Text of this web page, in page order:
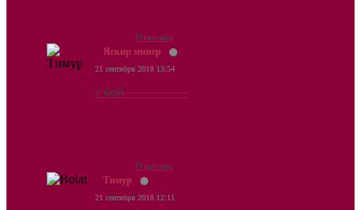
Ответить
Яскир минер
21 сентября 2018 13:54
е бой
Ответить
Тимур
21 сентября 2018 12:11